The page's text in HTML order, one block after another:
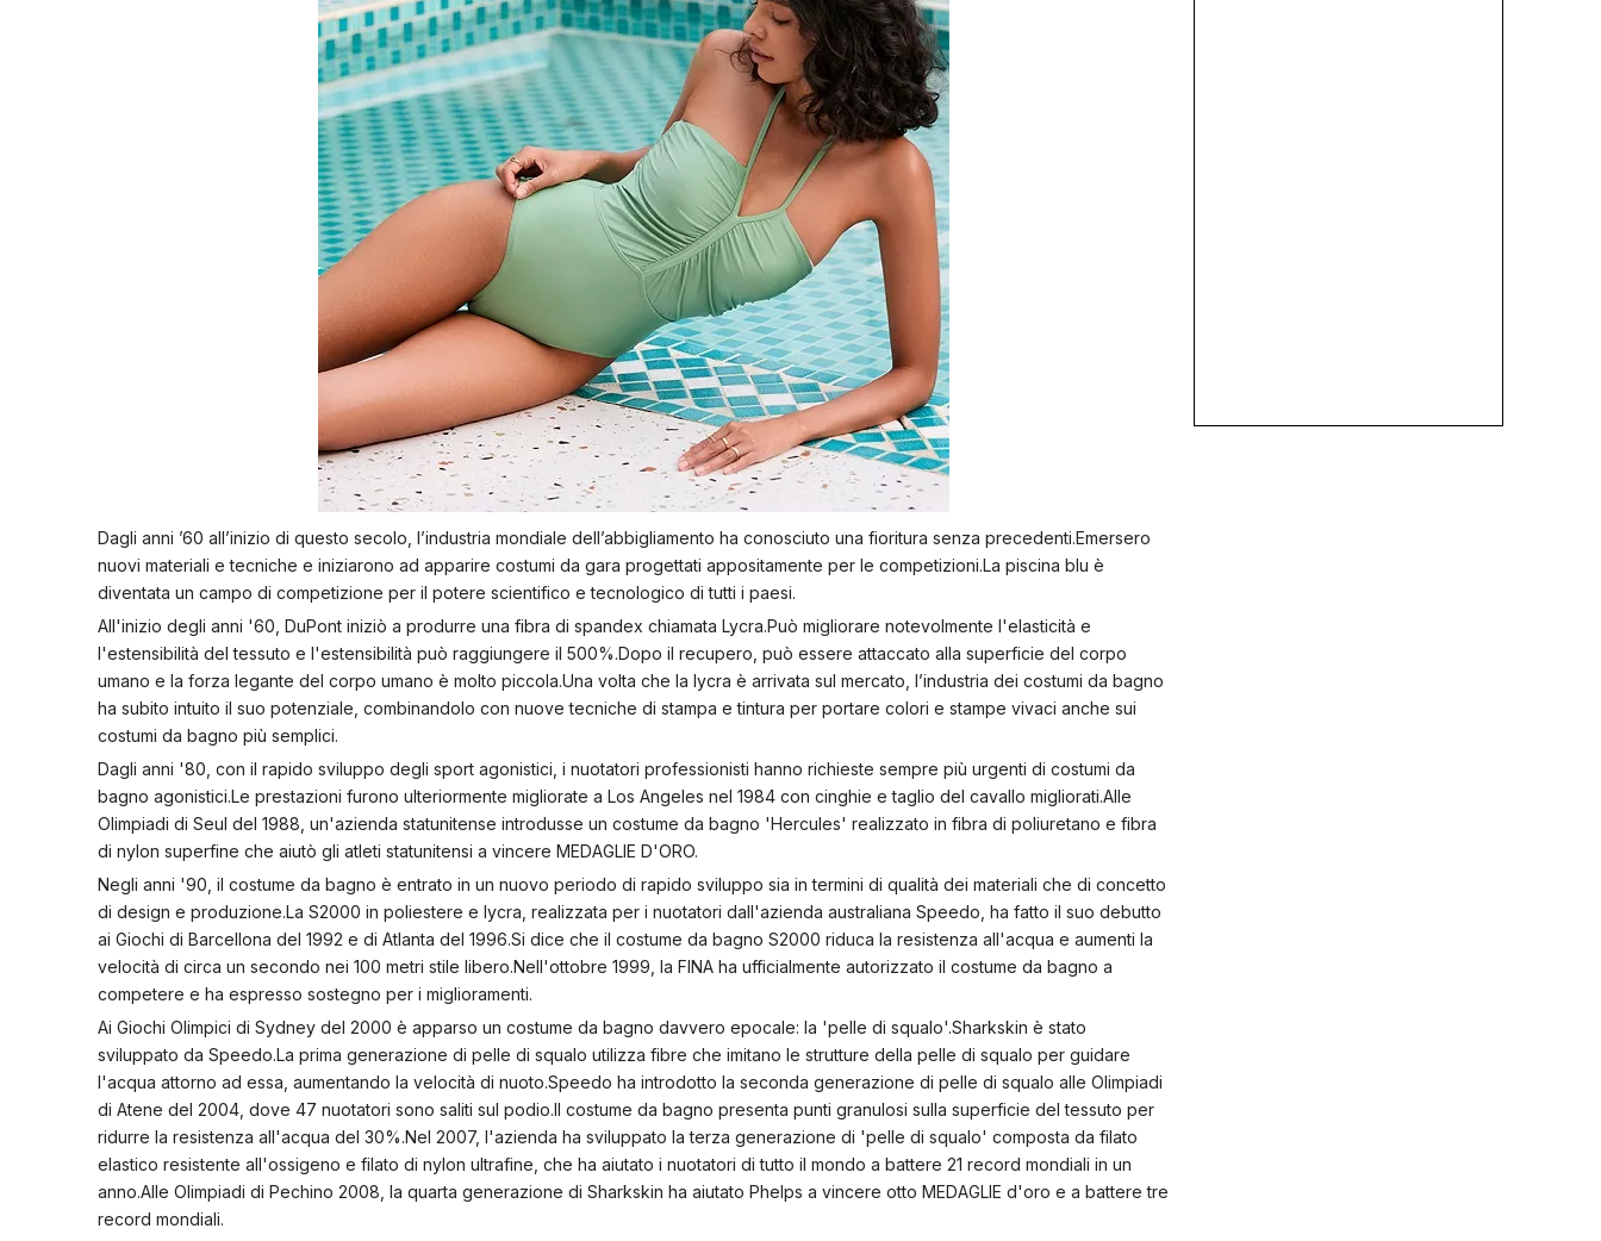
Costumi da bagno sportivi da uomo
Costumi da bagno per bambini
Costumi da bagno per ragazze
Costumi da bagno per ragazzi
Costumi da bagno per bambini
Reggiseno e mutandine da donna
Reggiseno sportivo
Set reggiseno e slip da donna
Signora Bra
Signora Mutandine
Biancheria intima sexy
Conoscenza dei costumi da bagno da uomo
Conoscenza dei costumi da bagno per bambini
Dagli anni ’60 all’inizio di questo secolo, l’industria mondiale dell’abbigliamento ha conosciuto una fioritura senza precedenti.Emersero
nuovi materiali e tecniche e iniziarono ad apparire costumi da gara progettati appositamente per le competizioni.La piscina blu è
diventata un campo di competizione per il potere scientifico e tecnologico di tutti i paesi.
All'inizio degli anni '60, DuPont iniziò a produrre una fibra di spandex chiamata Lycra.Può migliorare notevolmente l'elasticità e
l'estensibilità del tessuto e l'estensibilità può raggiungere il 500%.Dopo il recupero, può essere attaccato alla superficie del corpo
umano e la forza legante del corpo umano è molto piccola.Una volta che la lycra è arrivata sul mercato, l’industria dei costumi da bagno
ha subito intuito il suo potenziale, combinandolo con nuove tecniche di stampa e tintura per portare colori e stampe vivaci anche sui
costumi da bagno più semplici.
Dagli anni '80, con il rapido sviluppo degli sport agonistici, i nuotatori professionisti hanno richieste sempre più urgenti di costumi da
bagno agonistici.Le prestazioni furono ulteriormente migliorate a Los Angeles nel 1984 con cinghie e taglio del cavallo migliorati.Alle
Olimpiadi di Seul del 1988, un'azienda statunitense introdusse un costume da bagno 'Hercules' realizzato in fibra di poliuretano e fibra
di nylon superfine che aiutò gli atleti statunitensi a vincere MEDAGLIE D'ORO.
Negli anni '90, il costume da bagno è entrato in un nuovo periodo di rapido sviluppo sia in termini di qualità dei materiali che di concetto
di design e produzione.La S2000 in poliestere e lycra, realizzata per i nuotatori dall'azienda australiana Speedo, ha fatto il suo debutto
ai Giochi di Barcellona del 1992 e di Atlanta del 1996.Si dice che il costume da bagno S2000 riduca la resistenza all'acqua e aumenti la
velocità di circa un secondo nei 100 metri stile libero.Nell'ottobre 1999, la FINA ha ufficialmente autorizzato il costume da bagno a
competere e ha espresso sostegno per i miglioramenti.
Ai Giochi Olimpici di Sydney del 2000 è apparso un costume da bagno davvero epocale: la 'pelle di squalo'.Sharkskin è stato
sviluppato da Speedo.La prima generazione di pelle di squalo utilizza fibre che imitano le strutture della pelle di squalo per guidare
l'acqua attorno ad essa, aumentando la velocità di nuoto.Speedo ha introdotto la seconda generazione di pelle di squalo alle Olimpiadi
di Atene del 2004, dove 47 nuotatori sono saliti sul podio.Il costume da bagno presenta punti granulosi sulla superficie del tessuto per
ridurre la resistenza all'acqua del 30%.Nel 2007, l'azienda ha sviluppato la terza generazione di 'pelle di squalo' composta da filato
elastico resistente all'ossigeno e filato di nylon ultrafine, che ha aiutato i nuotatori di tutto il mondo a battere 21 record mondiali in un
anno.Alle Olimpiadi di Pechino 2008, la quarta generazione di Sharkskin ha aiutato Phelps a vincere otto MEDAGLIE d'oro e a battere tre
record mondiali.